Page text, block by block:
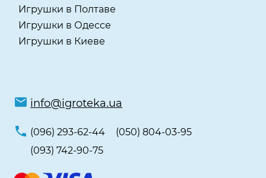
Игрушки в Полтаве
Игрушки в Одессе
Игрушки в Киеве
info@igroteka.ua
(096) 293-62-44
(050) 804-03-95
(093) 742-90-75